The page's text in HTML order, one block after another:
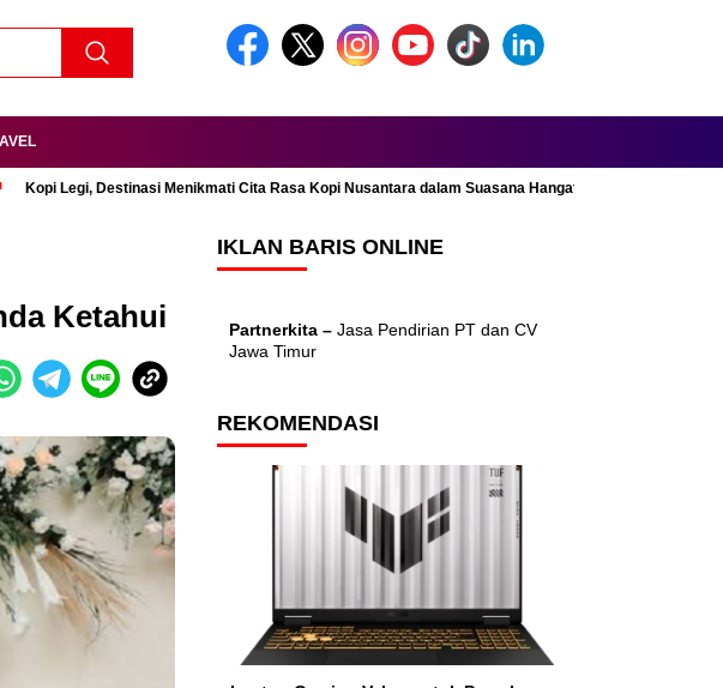
Kopi Legi, Destinasi Menikmati Cita Rasa Kopi Nusantara dalam Suasana Hangat dan Nyaman
Ketahui
IKLAN BARIS ONLINE
Partnerkita – Jasa Pendirian PT dan CV
Jawa Timur
REKOMENDASI